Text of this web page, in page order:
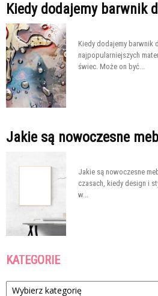
Kiedy dodajemy barwnik
Kiedy dodajemy barwnik
najpopularniejszych
świec. Może on być...
Jakie są nowoczesne
Jakie są nowoczesne
czasach, kiedy design i
w...
KATEGORIE
Kategorie